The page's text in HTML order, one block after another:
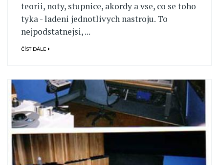
teorii, noty, stupnice, akordy a vse, co se toho
tyka - ladeni jednotlivych nastroju. To
nejpodstatnejsi, ...
ČÍST DÁLE